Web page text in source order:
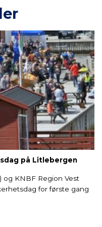
på Litlebergen
og KNBF Region Vest
for første gang